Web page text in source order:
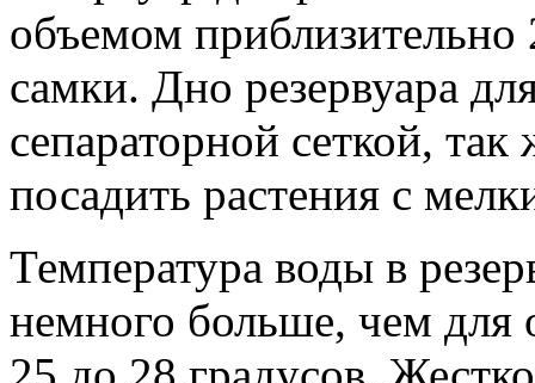
объемом
самки. Дно резервуара
сепараторной сеткой,
посадить растения с
Температура воды в
немного больше, чем